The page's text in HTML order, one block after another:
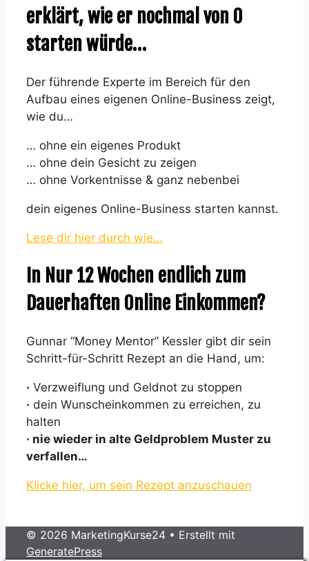
erklärt, wie er nochmal von 0
starten würde…
Der führende Experte im Bereich für den
Aufbau eines eigenen Online-Business zeigt,
wie du…
… ohne ein eigenes Produkt
… ohne dein Gesicht zu zeigen
… ohne Vorkentnisse & ganz nebenbei
dein eigenes Online-Business starten kannst.
Lese dir hier durch wie…
In Nur 12 Wochen endlich zum
Dauerhaften Online Einkommen?
Gunnar “Money Mentor” Kessler gibt dir sein
Schritt-für-Schritt Rezept an die Hand, um:
· Verzweiflung und Geldnot zu stoppen
· dein Wunscheinkommen zu erreichen, zu
halten
· nie wieder in alte Geldproblem Muster zu
verfallen…
Klicke hier, um sein Rezept anzuschauen
© 2026 MarketingKurse24 • Erstellt mit
GeneratePress